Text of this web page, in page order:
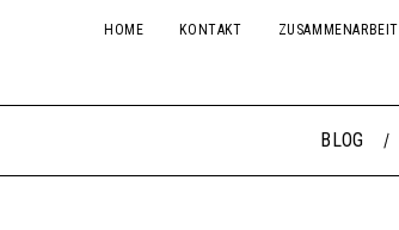
HOME KONTAKT ZUSAMMENARBEIT
BLOG